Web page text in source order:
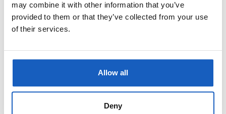
may combine it with other information that you’ve
provided to them or that they’ve collected from your use
of their services.
Allow all
Deny
BBL-opleidingen:
Medewerker Productietechniek – Lassen